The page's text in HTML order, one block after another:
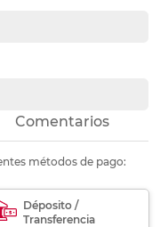
Comentarios
métodos de pago:
Déposito /
Transferencia